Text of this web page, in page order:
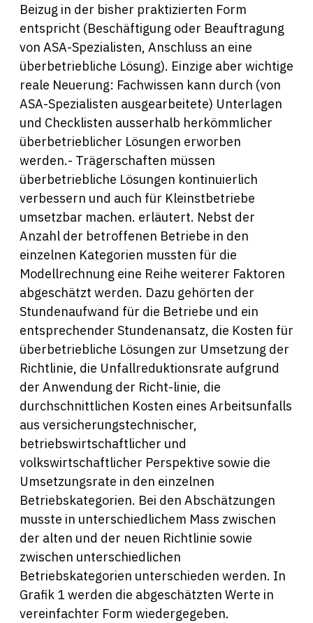
Beizug in der bisher praktizierten Form
entspricht (Beschäftigung oder Beauftragung
von ASA-Spezialisten, Anschluss an eine
überbetriebliche Lösung). Einzige aber wichtige
reale Neuerung: Fachwissen kann durch (von
ASA-Spezialisten ausgearbeitete) Unterlagen
und Checklisten ausserhalb herkömmlicher
überbetrieblicher Lösungen erworben
werden.- Trägerschaften müssen
überbetriebliche Lösungen kontinuierlich
verbessern und auch für Kleinstbetriebe
umsetzbar machen. erläutert. Nebst der
Anzahl der betroffenen Betriebe in den
einzelnen Kategorien mussten für die
Modellrechnung eine Reihe weiterer Faktoren
abgeschätzt werden. Dazu gehörten der
Stundenaufwand für die Betriebe und ein
entsprechender Stundenansatz, die Kosten für
überbetriebliche Lösungen zur Umsetzung der
Richtlinie, die Unfallreduktionsrate aufgrund
der Anwendung der Richt-linie, die
durchschnittlichen Kosten eines Arbeitsunfalls
aus versicherungstechnischer,
betriebswirtschaftlicher und
volkswirtschaftlicher Perspektive sowie die
Umsetzungsrate in den einzelnen
Betriebskategorien. Bei den Abschätzungen
musste in unterschiedlichem Mass zwischen
der alten und der neuen Richtlinie sowie
zwischen unterschiedlichen
Betriebskategorien unterschieden werden. In
Grafik 1 werden die abgeschätzten Werte in
vereinfachter Form wiedergegeben.